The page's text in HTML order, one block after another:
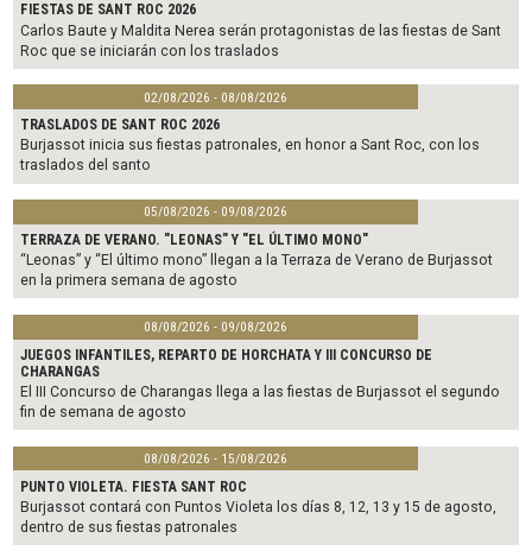
FIESTAS DE SANT ROC 2026
Carlos Baute y Maldita Nerea serán protagonistas de las fiestas de Sant
Roc que se iniciarán con los traslados
02/08/2026 - 08/08/2026
TRASLADOS DE SANT ROC 2026
Burjassot inicia sus fiestas patronales, en honor a Sant Roc, con los
traslados del santo
05/08/2026 - 09/08/2026
TERRAZA DE VERANO. "LEONAS" Y "EL ÚLTIMO MONO"
“Leonas” y “El último mono” llegan a la Terraza de Verano de Burjassot
en la primera semana de agosto
08/08/2026 - 09/08/2026
JUEGOS INFANTILES, REPARTO DE HORCHATA Y III CONCURSO DE
CHARANGAS
El III Concurso de Charangas llega a las fiestas de Burjassot el segundo
fin de semana de agosto
08/08/2026 - 15/08/2026
PUNTO VIOLETA. FIESTA SANT ROC
Burjassot contará con Puntos Violeta los días 8, 12, 13 y 15 de agosto,
dentro de sus fiestas patronales